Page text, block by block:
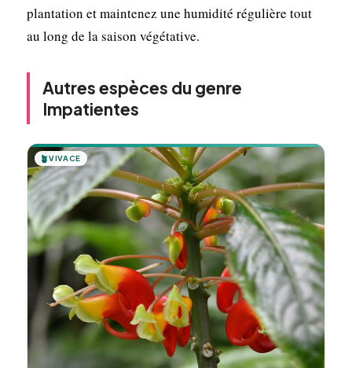
plantation et maintenez une humidité régulière tout
au long de la saison végétative.
Autres espèces du genre
Impatientes
🪴VIVACE